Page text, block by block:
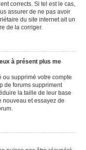
corrects. Si tel est le cas,
assurer de ne pas avoir
du site internet ait un
de la corriger.
à présent plus me
ou supprimé votre compte
de forums suppriment
la taille de leur base
nouveau et essayez de